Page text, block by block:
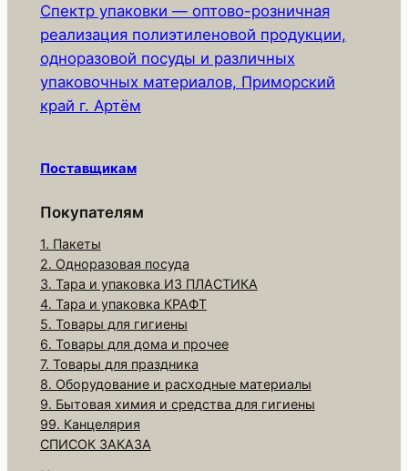
т
в
о
т
о
р
а
т
а
к
а
н
б
у
м
а
Спектр упаковки — оптово-розничная
реализация полиэтиленовой продукции,
одноразовой посуды и различных
упаковочных материалов, Приморский
край г. Артём
Поставщикам
Покупателям
1. Пакеты
2. Одноразовая посуда
3. Тара и упаковка ИЗ ПЛАСТИКА
4. Тара и упаковка КРАФТ
5. Товары для гигиены
6. Товары для дома и прочее
7. Товары для праздника
8. Оборудование и расходные материалы
9. Бытовая химия и средства для гигиены
99. Канцелярия
СПИСОК ЗАКАЗА